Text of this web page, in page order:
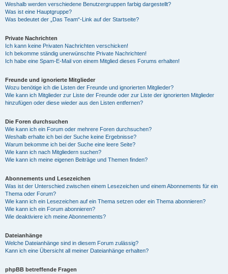
Weshalb werden verschiedene Benutzergruppen farbig dargestellt?
Was ist eine Hauptgruppe?
Was bedeutet der „Das Team“-Link auf der Startseite?
Private Nachrichten
Ich kann keine Privaten Nachrichten verschicken!
Ich bekomme ständig unerwünschte Private Nachrichten!
Ich habe eine Spam-E-Mail von einem Mitglied dieses Forums erhalten!
Freunde und ignorierte Mitglieder
Wozu benötige ich die Listen der Freunde und ignorierten Mitglieder?
Wie kann ich Mitglieder zur Liste der Freunde oder zur Liste der ignorierten Mitglieder
hinzufügen oder diese wieder aus den Listen entfernen?
Die Foren durchsuchen
Wie kann ich ein Forum oder mehrere Foren durchsuchen?
Weshalb erhalte ich bei der Suche keine Ergebnisse?
Warum bekomme ich bei der Suche eine leere Seite?
Wie kann ich nach Mitgliedern suchen?
Wie kann ich meine eigenen Beiträge und Themen finden?
Abonnements und Lesezeichen
Was ist der Unterschied zwischen einem Lesezeichen und einem Abonnements für ein
Thema oder Forum?
Wie kann ich ein Lesezeichen auf ein Thema setzen oder ein Thema abonnieren?
Wie kann ich ein Forum abonnieren?
Wie deaktiviere ich meine Abonnements?
Dateianhänge
Welche Dateianhänge sind in diesem Forum zulässig?
Kann ich eine Übersicht all meiner Dateianhänge erhalten?
phpBB betreffende Fragen